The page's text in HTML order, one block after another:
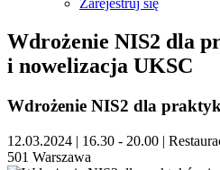
Zarejestruj się
Wdrożenie NIS2 dla
i nowelizacja UKSC
Wdrożenie NIS2 dla
12.03.2024 | 16.30 - 20.00 |
501 Warszawa